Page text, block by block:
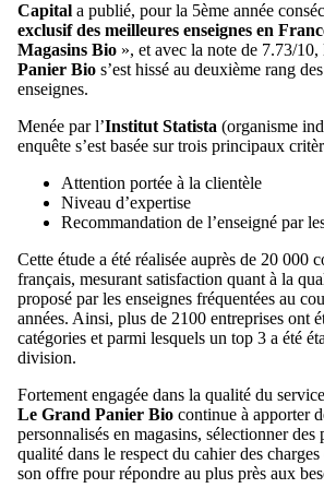
Capital a publié, pour la 5ème année
exclusif des meilleures enseignes en
Magasins Bio », et avec la note de 7.73/10,
Panier Bio s’est hissé au deuxième rang
enseignes.
Menée par l’Institut Statista (organisme
enquête s’est basée sur trois principaux
Attention portée à la clientèle
Niveau d’expertise
Recommandation de l’enseigné par
Cette étude a été réalisée auprès de 20 000
français, mesurant satisfaction quant à la
proposé par les enseignes fréquentées au
années. Ainsi, plus de 2100 entreprises ont
catégories et parmi lesquels un top 3 a été
division.
Fortement engagée dans la qualité du
Le Grand Panier Bio continue à apporter
personnalisés en magasins, sélectionner
qualité dans le respect du cahier des
son offre pour répondre au plus près aux